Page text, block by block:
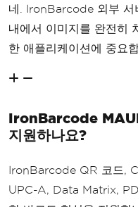
네. IronBarcode 외부 서
내에서 이미지를 완전히
한 애플리케이션에 중요
IronBarcode MAUI
지원하나요?
IronBarcode QR 코드,
UPC-A, Data Matrix,